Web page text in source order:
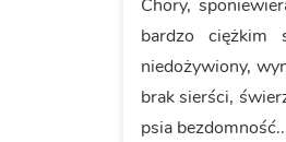
Chory,
bardzo ciężkim
niedożywiony,
brak sierści,
psia bezdomność..